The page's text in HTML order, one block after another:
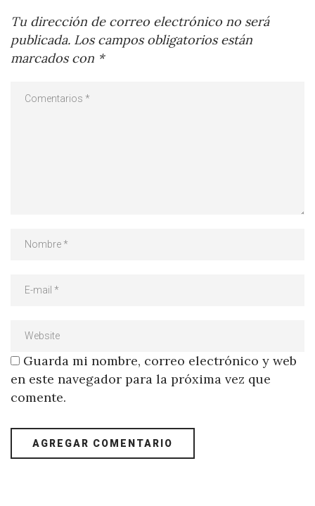
Tu dirección de correo electrónico no será
publicada. Los campos obligatorios están
marcados con *
Guarda mi nombre, correo electrónico y web
en este navegador para la próxima vez que
comente.